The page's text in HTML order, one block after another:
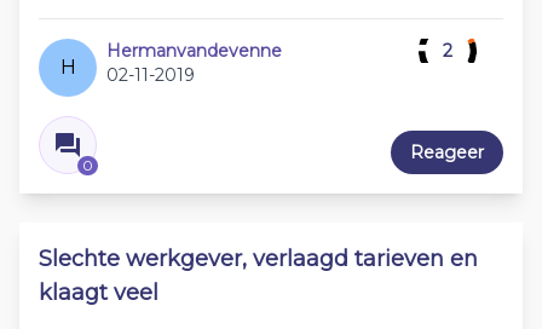
H
Hermanvandevenne
02-11-2019
0
2
Reageer
Slechte werkgever, verlaagd tarieven en
klaagt veel